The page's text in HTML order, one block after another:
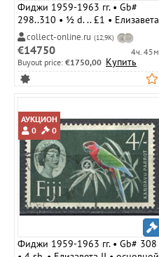
Фиджи 1959-1963 гг. • Gb#
298..310 • ½ d. .. £1 • Елизавета
II • основной выпуск ( 9 марок )
• MLH OG VF ( кат.- £ 25 )
collect-online.ru (12,9K)
€14750
4ч. 45м.
Buyout price: €1750,00 Купить
АУКЦИОН
0
0
Фиджи 1959-1963 гг. • Gb# 308